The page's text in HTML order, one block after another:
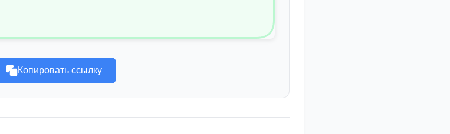
Копировать ссылку